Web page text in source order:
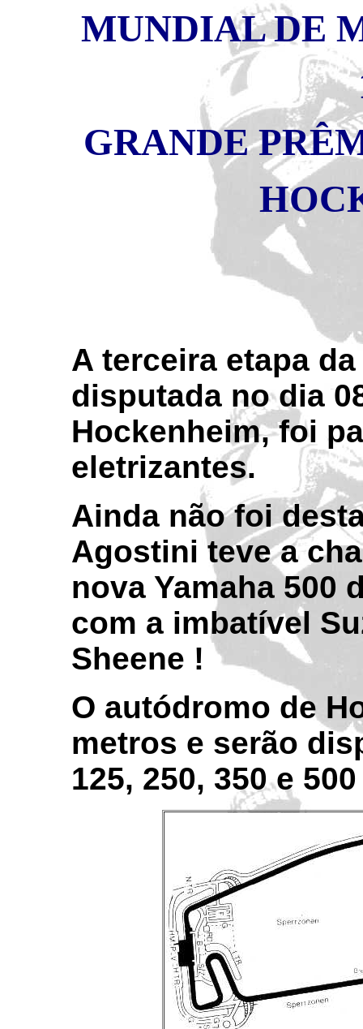
MUNDIAL DE
GRANDE
A terceira etapa
disputada no dia
Hockenheim, foi
eletrizantes.
Ainda não foi
Agostini teve a
nova Yamaha 500
com a imbatível
Sheene !
O autódromo de
metros e serão
125, 250, 350 e